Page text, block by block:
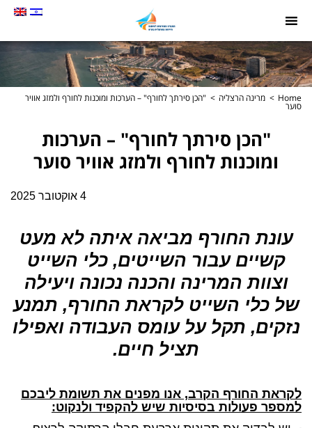
כקישור
לעמוד
הבית
Home מרינה הרצליה "הכן סירתך לחורף" – הערכות ומוכנות לחורף ולמזג אוויר
סוער
"הכן סירתך לחורף" – הערכות
ומוכנות לחורף ולמזג אוויר סוער
עונת החורף מביאה איתה לא מעט
קשיים עבור השייטים, כלי השייט
וצוות המרינה והכנה נכונה ויעילה
של כלי השייט לקראת החורף, תמנע
נזקים, תקל על עומס העבודה ואפילו
תציל חיים.
לקראת החורף הקרב, אנו מפנים את תשומת ליבכם
למספר פעולות בסיסיות שיש להקפיד ולנקוט: